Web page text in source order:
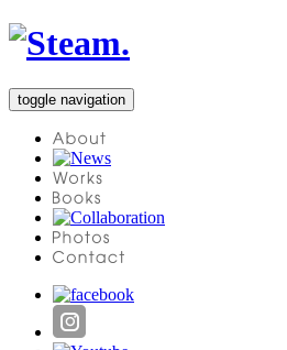
toggle navigation